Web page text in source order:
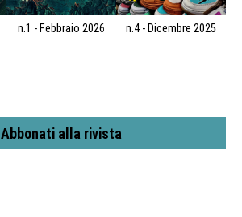
n.1 - Febbraio 2026 n.4 - Dicembre 2025
Abbonati alla rivista